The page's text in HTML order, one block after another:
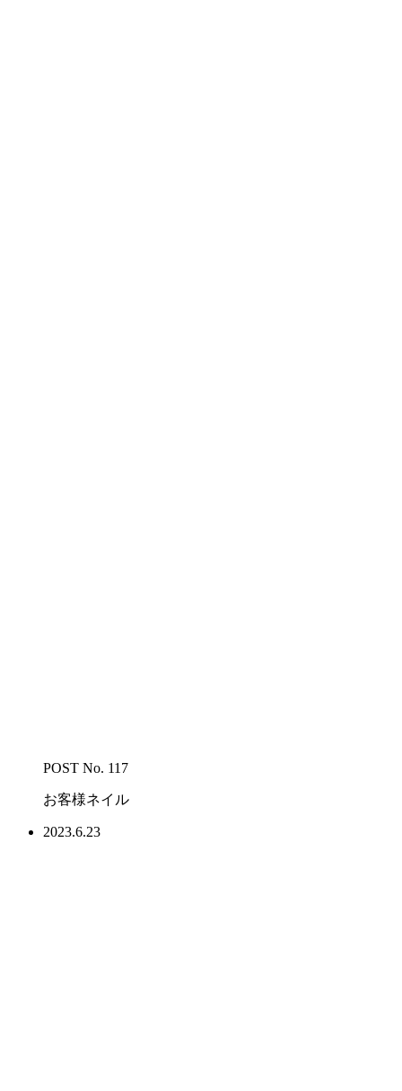
POST No. 117
お客様ネイル
2023.6.23